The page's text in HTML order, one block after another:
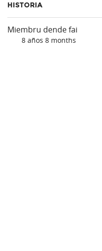
HISTORIA
Miembru dende fai
8 años 8 months